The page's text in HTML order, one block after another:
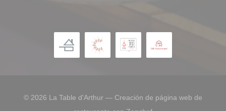
© 2026 La Table d'Arthur — Creación de página web de